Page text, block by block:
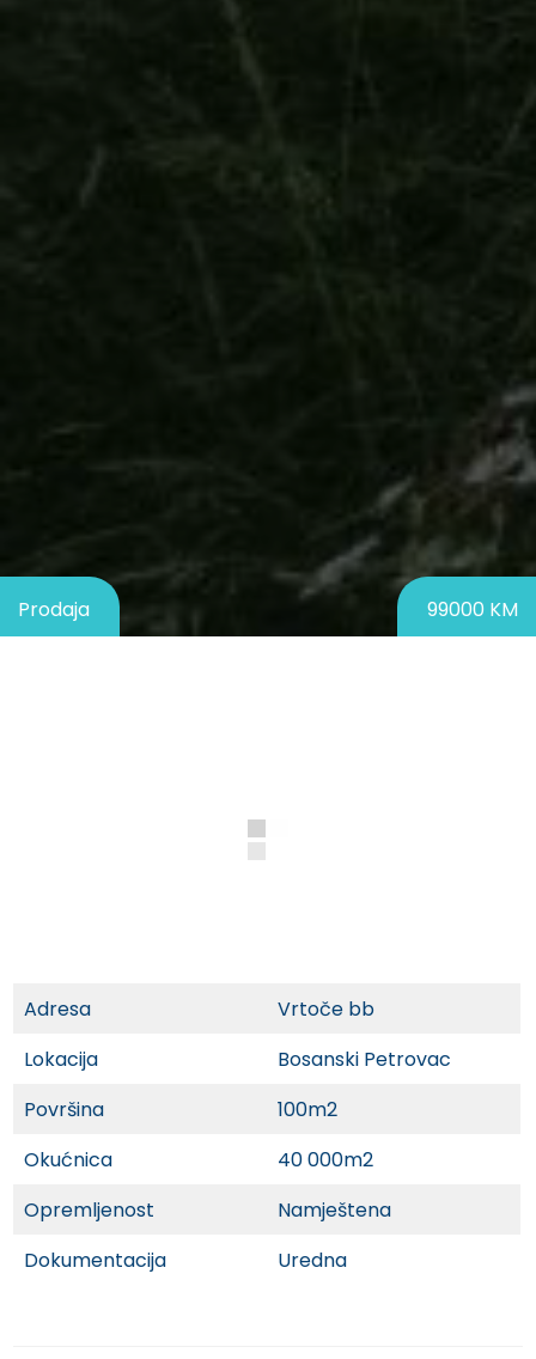
Prodaja 99000 KM
Adresa
Vrtoče bb
Lokacija
Bosanski Petrovac
Površina
100m2
Okućnica
40 000m2
Opremljenost
Namještena
Dokumentacija
Uredna